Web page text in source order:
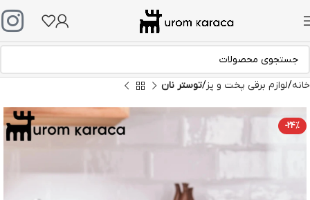
خانه لوازم برقی پخت و پز توستر نان
-24%